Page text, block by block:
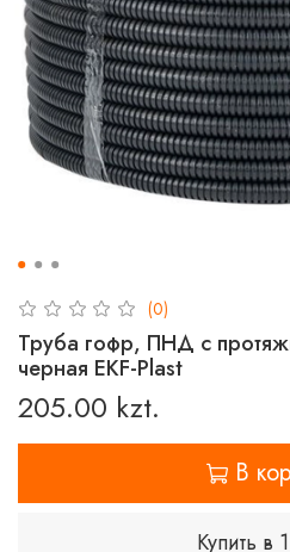
(0)
Труба гофр, ПНД с
черная EKF-Plast
205.00 kzt.
В
Купить в